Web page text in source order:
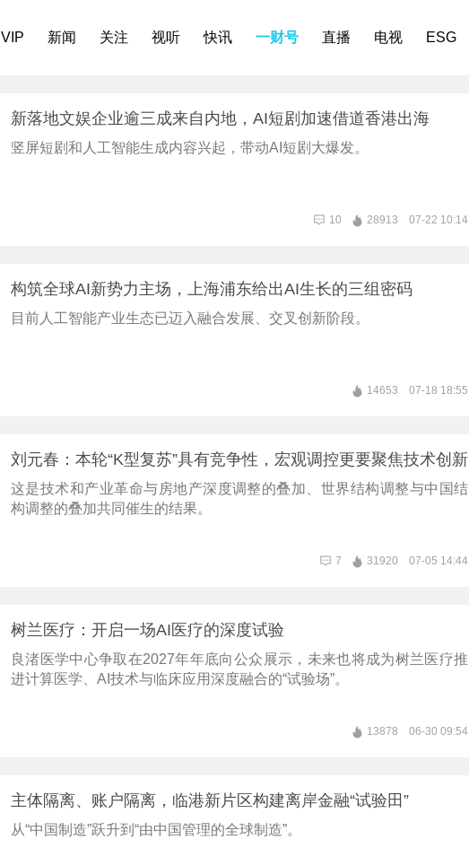
VIP 新闻 关注 视听 快讯 一财号 直播 电视 ESG
新落地文娱企业逾三成来自内地，AI短剧加速借道香港出海
竖屏短剧和人工智能生成内容兴起，带动AI短剧大爆发。
10 28913 07-22 10:14
构筑全球AI新势力主场，上海浦东给出AI生长的三组密码
目前人工智能产业生态已迈入融合发展、交叉创新阶段。
14653 07-18 18:55
刘元春：本轮“K型复苏”具有竞争性，宏观调控更要聚焦技术创新
这是技术和产业革命与房地产深度调整的叠加、世界结构调整与中国结
构调整的叠加共同催生的结果。
7 31920 07-05 14:44
树兰医疗：开启一场AI医疗的深度试验
良渚医学中心争取在2027年年底向公众展示，未来也将成为树兰医疗推
进计算医学、AI技术与临床应用深度融合的“试验场”。
13878 06-30 09:54
主体隔离、账户隔离，临港新片区构建离岸金融“试验田”
从“中国制造”跃升到“由中国管理的全球制造”。